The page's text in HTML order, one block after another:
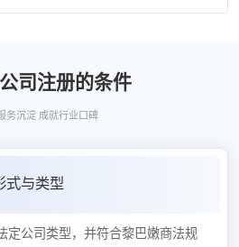
司注册的条件
务沉淀 成就行业口碑
式与类型
定公司类型，并符合黎巴嫩商法规